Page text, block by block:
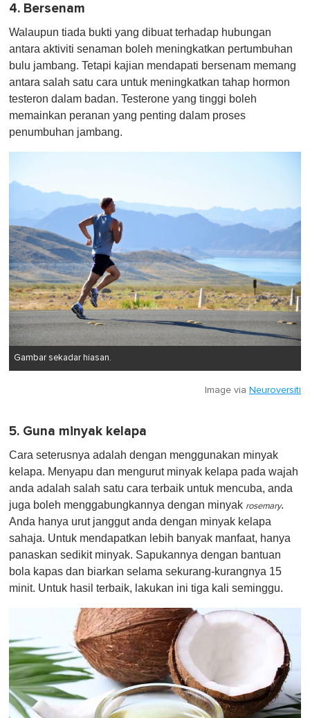
4. Bersenam
Walaupun tiada bukti yang dibuat terhadap hubungan
antara aktiviti senaman boleh meningkatkan pertumbuhan
bulu jambang. Tetapi kajian mendapati bersenam memang
antara salah satu cara untuk meningkatkan tahap hormon
testeron dalam badan. Testerone yang tinggi boleh
memainkan peranan yang penting dalam proses
penumbuhan jambang.
Gambar sekadar hiasan.
Image via Neuroversiti
5. Guna minyak kelapa
Cara seterusnya adalah dengan menggunakan minyak
kelapa. Menyapu dan mengurut minyak kelapa pada wajah
anda adalah salah satu cara terbaik untuk mencuba, anda
juga boleh menggabungkannya dengan minyak rosemary.
Anda hanya urut janggut anda dengan minyak kelapa
sahaja. Untuk mendapatkan lebih banyak manfaat, hanya
panaskan sedikit minyak. Sapukannya dengan bantuan
bola kapas dan biarkan selama sekurang-kurangnya 15
minit. Untuk hasil terbaik, lakukan ini tiga kali seminggu.